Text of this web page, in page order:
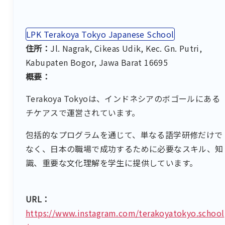
LPK Terakoya Tokyo Japanese School
住所： Jl. Nagrak, Cikeas Udik, Kec. Gn. Putri,
Kabupaten Bogor, Jawa Barat 16695
概要：
Terakoya Tokyoは、インドネシアのボゴールにある
チケアスで運営されています。
包括的なプログラムを通じて、単なる語学研修だけで
なく、日本の職場で成功するために必要なスキル、知
識、重要な文化理解を学生に提供しています。
URL：
https://www.instagram.com/terakoyatokyo.school